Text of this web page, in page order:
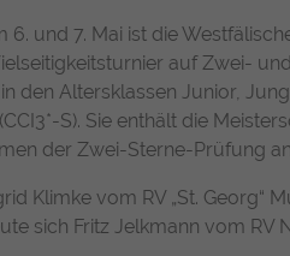
6. und 7. Mai ist die
auf Zwei-
den Altersklassen Junior,
S). Sie enthält die
der Zwei-Sterne-Prüfung an
Klimke vom RV „St. Georg“
sich Fritz Jelkmann vom RV